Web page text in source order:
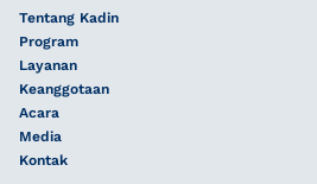
Tentang Kadin
Program
Layanan
Keanggotaan
Acara
Media
Kontak